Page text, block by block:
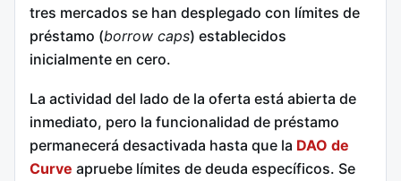
tres mercados se han desplegado con límites de
préstamo (borrow caps) establecidos
inicialmente en cero.
La actividad del lado de la oferta está abierta de
inmediato, pero la funcionalidad de préstamo
permanecerá desactivada hasta que la DAO de
Curve apruebe límites de deuda específicos. Se